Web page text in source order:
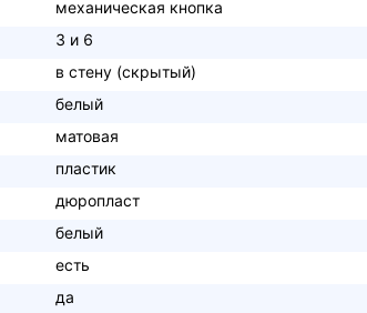
механическая кнопка
3 и 6
в стену (скрытый)
белый
матовая
пластик
дюропласт
белый
есть
да